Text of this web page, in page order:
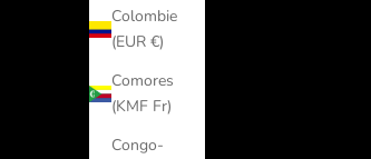
Colombie
(EUR €)
Comores
(KMF Fr)
Congo-
Barbuda
(XCD $)
Arabie
saoudite